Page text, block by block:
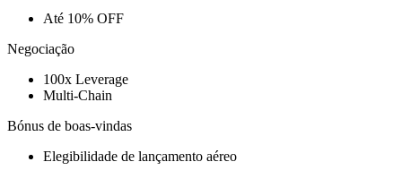
Até 10% OFF
Negociação
100x Leverage
Multi-Chain
Bónus de boas-vindas
Elegibilidade de lançamento aéreo